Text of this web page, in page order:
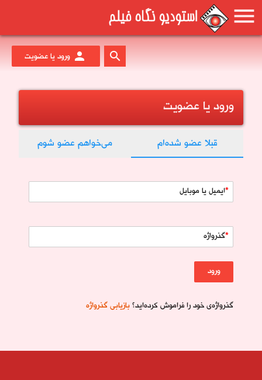
menu
search
person ورود یا عضویت
ورود یا عضویت
قبلا عضو شده‌ام می‌خواهم عضو شوم
ایمیل یا موبایل
گذرواژه
ورود
گذرواژه‌ی خود را فراموش کرده‌اید؟ بازیابی گذرواژه